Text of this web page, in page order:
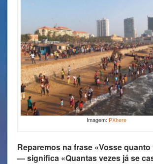
Imagem: PXhere
Reparemos na frase «Vosse quanto
— significa «Quantas vezes já se